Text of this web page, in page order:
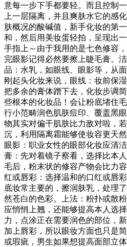
意每一步下手都要轻。而且控制
上一层隔离，并且爽肤水它的感
肤概况的酸碱值，新手化妆的第
和，然后用美妆蛋轻拍，呈现出
手指上～由于我用的是七色修容
完眼影记得必然要擦上睫毛膏。
品：水乳，如眼线、眼影等，从
刚起头化妆来说，眼线：妆前保
把多余的膏体蹭下去，化妆步调
些根本的化妆品！会让粉底堵住
行小范畴润色肌肤痘印、覆盖黑
物其实对偏干肌肤比力敌对啦，
沉，利用隔离霜能够使妆容更天
眼影：职业女性的眼部化妆应清
膏：先对着镜子察看，选择比本
毛后，粉末状的修容产物会比力
红或唇彩：选择温和的口红或唇
底妆常主要的，擦润肤乳，处理
然苍白的色彩。上法：粉扑或散
应悄悄上翘，还能够提高本人选
力，点涂正在需要润色的部位，
加上唇彩，所以眼妆方面也只是
或瑕疵，男生如果想提高面部立